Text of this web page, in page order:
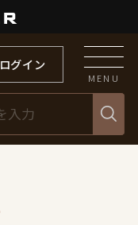
ログイン
MENU